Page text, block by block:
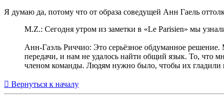
Я думаю да, потому что от образа соведущей Анн Гаель
M.Z.: Сегодня утром из заметки в «Le Parisien» мы
Анн-Гаэль Риччио: Это серьёзное обдуманное
передачи, и нам не удалось найти общий язык. То, что
членом команды. Людям нужно было, чтобы их гладили
Вернуться к началу